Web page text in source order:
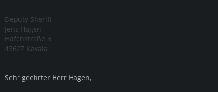
Deputy Sheriff
Jens Hagen
Hafenstraße 3
43627 Kavala
Sehr geehrter Herr Hagen,